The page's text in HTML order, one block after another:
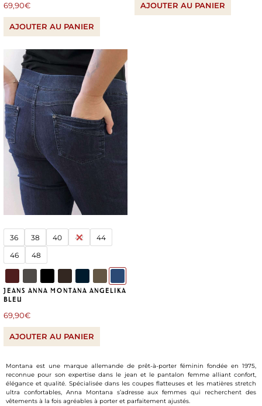
69,90€
AJOUTER AU PANIER
AJOUTER AU PANIER
36 38 40 42
44
46
48
JEANS ANNA MONTANA ANGELIKA
BLEU
69,90€
AJOUTER AU PANIER
Montana est une marque allemande de prêt-à-porter féminin fondée en 1975,
reconnue pour son expertise dans le jean et le pantalon femme alliant confort,
élégance et qualité. Spécialisée dans les coupes flatteuses et les matières stretch
ultra confortables, Anna Montana s’adresse aux femmes qui recherchent des
vêtements à la fois agréables à porter et parfaitement ajustés.